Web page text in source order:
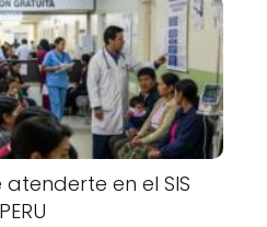
en el SIS
PERU